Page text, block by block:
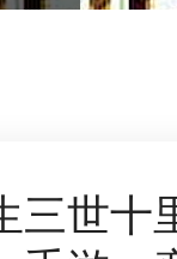
三世十